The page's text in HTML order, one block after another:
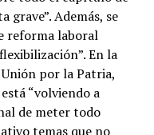
grave”. Además, se
reforma laboral
En la
por la Patria,
“volviendo a
de meter todo
temas que no